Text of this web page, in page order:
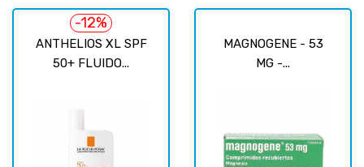
ANTHELIOS XL SPF
50+ FLUIDO...
-12%
MAGNOGENE - 53
MG -...